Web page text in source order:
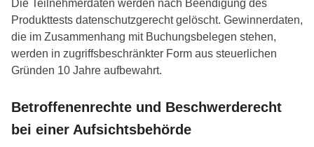
Die Teilnehmerdaten werden nach Beendigung des
Produkttests datenschutzgerecht gelöscht. Gewinnerdaten,
die im Zusammenhang mit Buchungsbelegen stehen,
werden in zugriffsbeschränkter Form aus steuerlichen
Gründen 10 Jahre aufbewahrt.
Betroffenenrechte und Beschwerderecht
bei einer Aufsichtsbehörde